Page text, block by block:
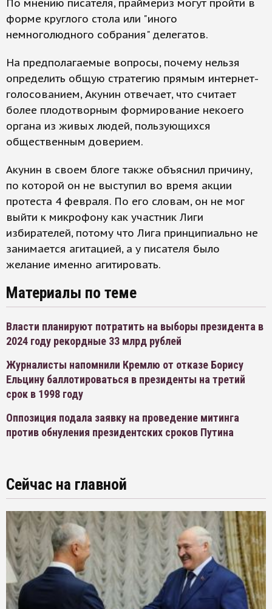
По мнению писателя, праймериз могут пройти в
форме круглого стола или "иного
немноголюдного собрания" делегатов.
На предполагаемые вопросы, почему нельзя
определить общую стратегию прямым интернет-
голосованием, Акунин отвечает, что считает
более плодотворным формирование некоего
органа из живых людей, пользующихся
общественным доверием.
Акунин в своем блоге также объяснил причину,
по которой он не выступил во время акции
протеста 4 февраля. По его словам, он не мог
выйти к микрофону как участник Лиги
избирателей, потому что Лига принципиально не
занимается агитацией, а у писателя было
желание именно агитировать.
Материалы по теме
Власти планируют потратить на выборы президента в
2024 году рекордные 33 млрд рублей
Журналисты напомнили Кремлю от отказе Борису
Ельцину баллотироваться в президенты на третий
срок в 1998 году
Оппозиция подала заявку на проведение митинга
против обнуления президентских сроков Путина
Сейчас на главной